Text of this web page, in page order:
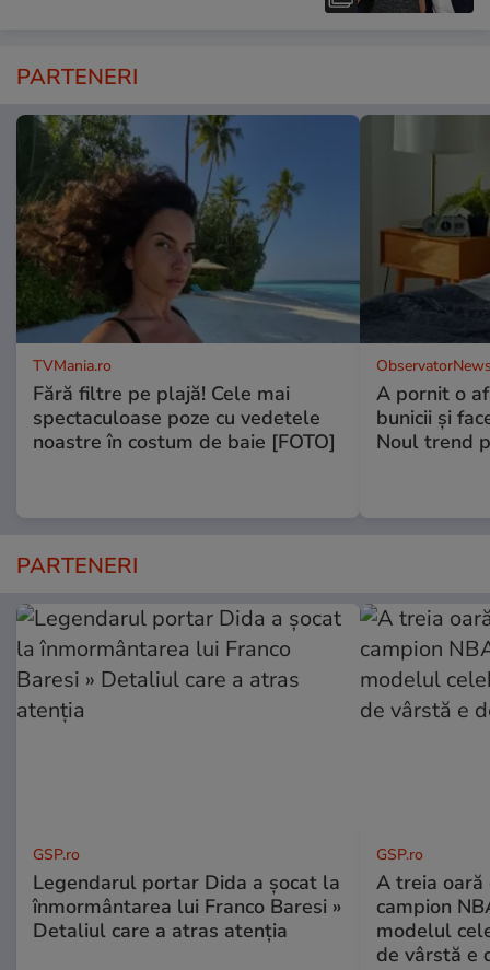
PARTENERI
TVMania.ro
Fără filtre pe plajă! Cele mai
spectaculoase poze cu vedetele
noastre în costum de baie [FOTO]
A pornit o
bunicii şi
Noul trend
PARTENERI
GSP.ro
Legendarul portar Dida a șocat la
înmormântarea lui Franco Baresi »
Detaliul care a atras atenția
GSP.ro
A treia oară
campion
modelul
de vârstă e